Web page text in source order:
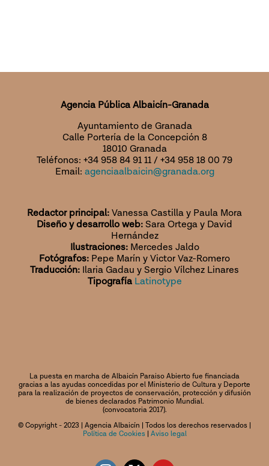
Agencia Pública Albaicín-Granada
Ayuntamiento de Granada
Calle Portería de la Concepción 8
18010 Granada
Teléfonos: +34 958 84 91 11 / +34 958 18 00 79
Email: agenciaalbaicin@granada.org
Redactor principal:Vanessa Castilla y Paula Mora
Diseño y desarrollo web:Sara Ortega y David
Hernández
Ilustraciones:Mercedes Jaldo
Fotógrafos: Pepe Marín y Victor Vaz-Romero
Traducción: Ilaria Gadau y Sergio Vílchez Linares
Tipografía Latinotype
La puesta en marcha de Albaicín Paraiso Abierto fue financiada
gracias a las ayudas concedidas por el Ministerio de Cultura y Deporte
para la realización de proyectos de conservación, protección y difusión
de bienes declarados Patrimonio Mundial.
(convocatoria 2017).
© Copyright - 2023 | Agencia Albaicín | Todos los derechos reservados |
Política de Cookies | Aviso legal